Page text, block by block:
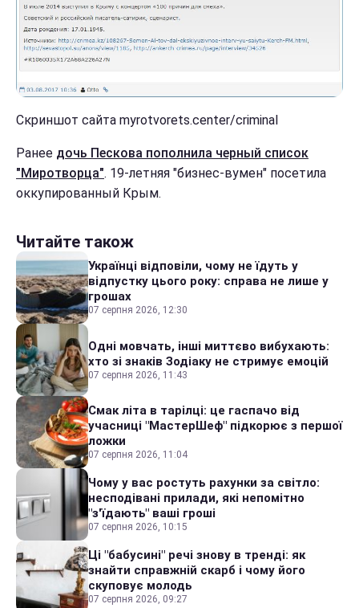
Скриншот сайта myrotvorets.center/criminal
Ранее дочь Пескова пополнила черный список
"Миротворца". 19-летняя "бизнес-вумен" посетила
оккупированный Крым.
Читайте також
Українці відповіли, чому не їдуть у
відпустку цього року: справа не лише у
грошах
07 серпня 2026, 12:30
Одні мовчать, інші миттєво вибухають:
хто зі знаків Зодіаку не стримує емоцій
07 серпня 2026, 11:43
Смак літа в тарілці: це гаспачо від
учасниці "МастерШеф" підкорює з першої
ложки
07 серпня 2026, 11:04
Чому у вас ростуть рахунки за світло:
несподівані прилади, які непомітно
"з'їдають" ваші гроші
07 серпня 2026, 10:15
Ці "бабусині" речі знову в тренді: як
знайти справжній скарб і чому його
скуповує молодь
07 серпня 2026, 09:27